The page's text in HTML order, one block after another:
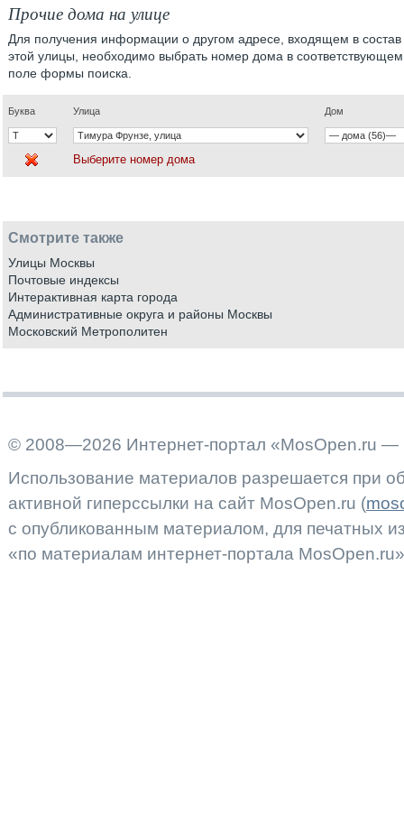
Прочие дома на улице
Для получения информации о другом адресе, входящем в состав
этой улицы, необходимо выбрать номер дома в соответствующем
поле формы поиска.
Буква Улица Дом
Выберите номер дома
Смотрите также
Улицы Москвы
Почтовые индексы
Интерактивная карта города
Административные округа и районы Москвы
Московский Метрополитен
© 2008—2026 Интернет-портал «MosOpen.ru —
Использование материалов разрешается при
активной гиперссылки на сайт MosOpen.ru (
с опубликованным материалом, для печатных
«по материалам интернет-портала